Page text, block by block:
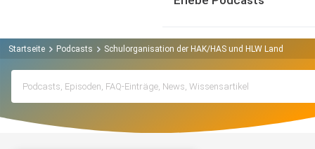
Startseite Podcasts Schulorganisation der HAK/HAS und HLW Landeck